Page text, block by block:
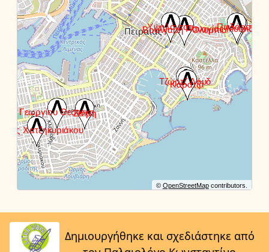
© OpenStreetMapcontributors.
Δημιουργήθηκε και σχεδιάστηκε από